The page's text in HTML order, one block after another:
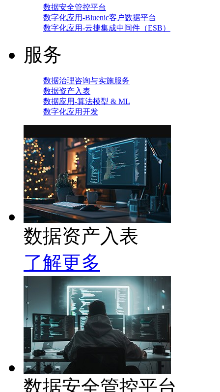
数据安全管控平台
数字化应用-Bluenic客户数据平台
数字化应用-云捷集成中间件（ESB）
服务
数据治理咨询与实施服务
数据资产入表
数据应用-算法模型 & ML
数字化应用开发
数据资产入表
了解更多
数据安全管控平台